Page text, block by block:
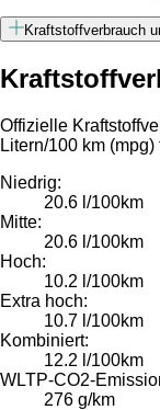
Kraftstoffverbrauch
Offizielle
Litern/100 km
Niedrig:
20.6 l/100km
Mitte:
20.6 l/100km
Hoch:
10.2 l/100km
Extra hoch:
10.7 l/100km
Kombiniert:
12.2 l/100km
WLTP-CO2-
276 g/km